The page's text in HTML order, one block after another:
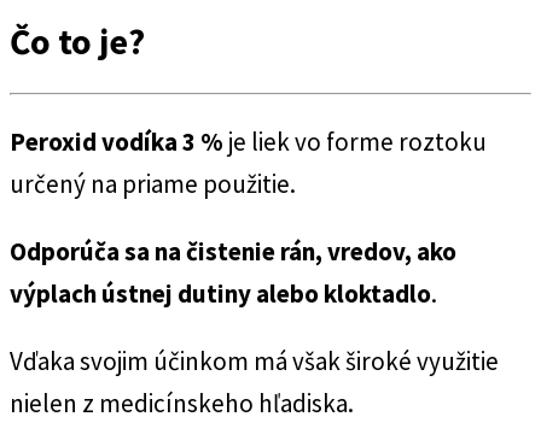
Čo to je?
Peroxid vodíka 3 % je liek vo forme roztoku
určený na priame použitie.
Odporúča sa načistenie rán, vredov, ako
výplach ústnej dutiny alebo kloktadlo.
Vďaka svojim účinkom má však široké využitie
nielen z medicínskeho hľadiska.